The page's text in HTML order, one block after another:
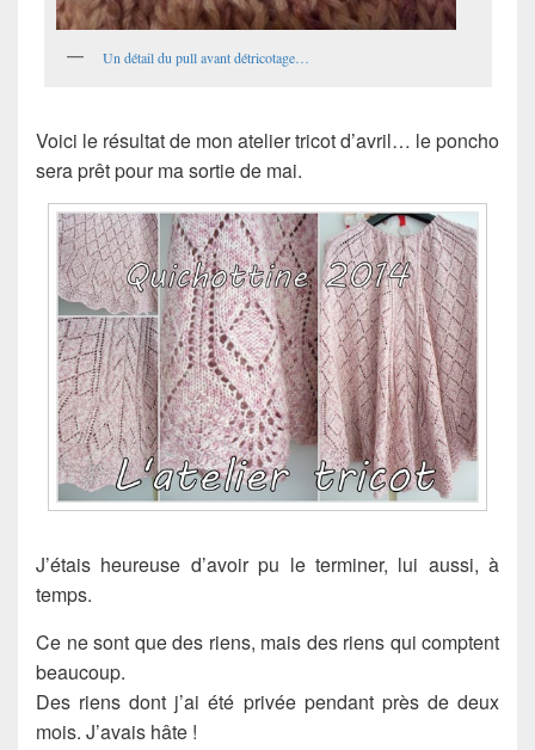
Un détail du pull avant détricotage…
Voici le résultat de mon atelier tricot d’avril… le poncho
sera prêt pour ma sortie de mai.
J’étais heureuse d’avoir pu le terminer, lui aussi, à
temps.
Ce ne sont que des riens, mais des riens qui comptent
beaucoup.
Des riens dont j’ai été privée pendant près de deux
mois. J’avais hâte !